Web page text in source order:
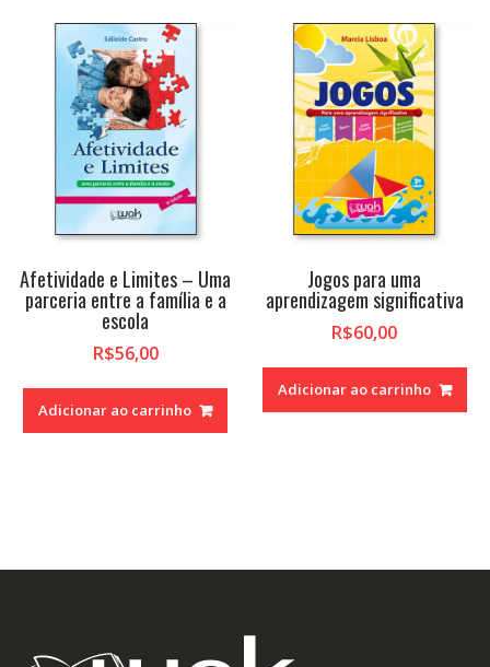
Afetividade e Limites – Uma
parceria entre a família e a
escola
R$56,00
Adicionar ao carrinho
Jogos para uma
aprendizagem significativa
R$60,00
Adicionar ao carrinho